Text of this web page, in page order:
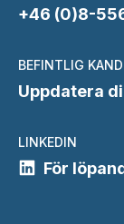
+46 (0)8-
BEFINTLIG
Uppdatera
LINKEDIN
För